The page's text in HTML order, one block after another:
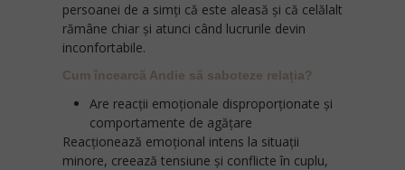
persoanei de a simți că este aleasă și că celălalt
rămâne chiar și atunci când lucrurile devin
inconfortabile.
Cum încearcă Andie să saboteze relația?
Are reacții emoționale disproporționate și
comportamente de agățare
Reacționează emoțional intens la situații
minore, creează tensiune și conflicte în cuplu,